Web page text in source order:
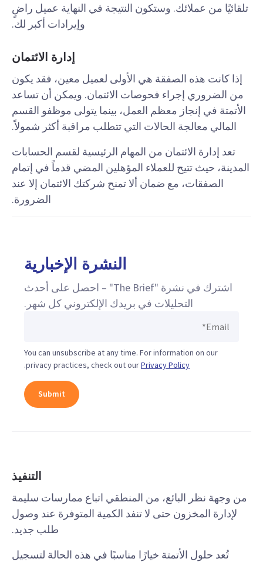
تلقائيًا من عملائك. وستكون النتيجة في النهاية عميل راضٍ
وإيرادات أكبر لك.
إدارة الائتمان
إذا كانت هذه الصفقة هي الأولى لعميل معين، فقد يكون
من الضروري إجراء فحوصات الائتمان. ويمكن أن تساعد
الأتمتة في إنجاز معظم العمل، بينما يتولى موظفو القسم
المالي معالجة الحالات التي تتطلب مراقبة أكثر شمولاً.
تعد إدارة الائتمان من المهام الرئيسية لقسم الحسابات
المدينة، حيث تتيح للعملاء المؤهلين المضي قدماً في إتمام
الصفقات، مع ضمان ألا تمنح شركتك الائتمان إلا عند
الضرورة.
النشرة الإخبارية
اشترك في نشرة "The Brief" – احصل على أحدث
التحليلات في بريدك الإلكتروني كل شهر.
You can unsubscribe at any time. For information on our
privacy practices, check out ourPrivacy Policy
.
التنفيذ
من وجهة نظر البائع، من المنطقي اتباع ممارسات سليمة
لإدارة المخزون حتى لا تنفد الكمية المتوفرة عند وصول
طلب جديد.
تُعد حلول الأتمتة خيارًا مناسبًا في هذه الحالة لتسجيل